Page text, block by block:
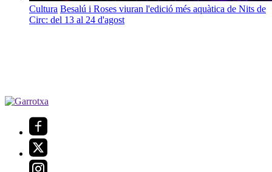
Cultura Besalú i Roses viuran l'edició més aquàtica de Nits de
Circ: del 13 al 24 d'agost